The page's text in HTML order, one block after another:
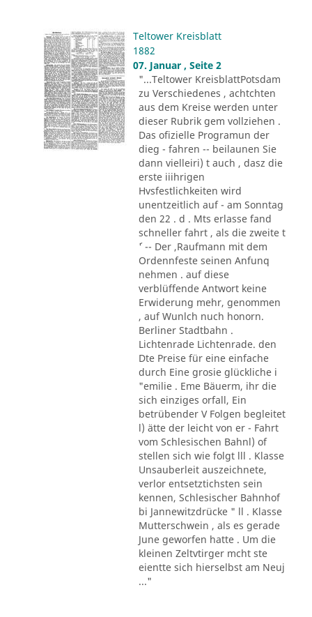
Teltower Kreisblatt
1882
07. Januar , Seite 2
"...Teltower KreisblattPotsdam
zu Verschiedenes , achtchten
aus dem Kreise werden unter
dieser Rubrik gem vollziehen .
Das ofizielle Programun der
dieg - fahren -- beilaunen Sie
dann vielleiri) t auch , dasz die
erste iiihrigen
Hvsfestlichkeiten wird
unentzeitlich auf - am Sonntag
den 22 . d . Mts erlasse fand
schneller fahrt , als die zweite t
´' -- Der ,Raufmann mit dem
Ordennfeste seinen Anfunq
nehmen . auf diese
verblüffende Antwort keine
Erwiderung mehr, genommen
, auf Wunlch nuch honorn.
Berliner Stadtbahn .
Lichtenrade Lichtenrade. den
Dte Preise für eine einfache
durch Eine grosie glückliche i
"emilie . Eme Bäuerm, ihr die
sich einziges orfall, Ein
betrübender V Folgen begleitet
l) ätte der leicht von er - Fahrt
vom Schlesischen Bahnl) of
stellen sich wie folgt lll . Klasse
Unsauberleit auszeichnete,
verlor entsetztichsten sein
kennen, Schlesischer Bahnhof
bi Jannewitzdrücke " ll . Klasse
Mutterschwein , als es gerade
June geworfen hatte . Um die
kleinen Zeltvtirger mcht ste
eientte sich hierselbst am Neuj
..."